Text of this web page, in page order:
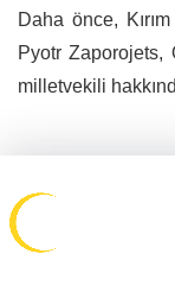
Daha önce,
Pyotr Zaporojets,
milletvekili